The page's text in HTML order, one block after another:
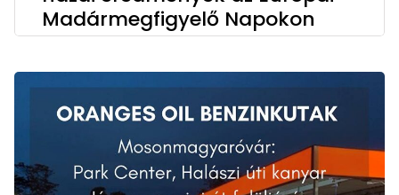
Madármegfigyelő Napokon